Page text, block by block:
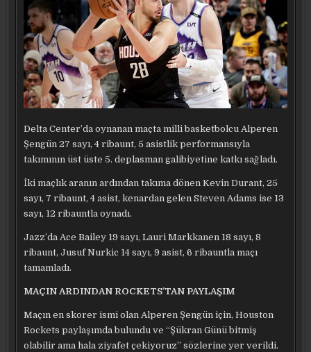
Delta Center’da oynanan maçta milli basketbolcu Alperen
Şengün 27 sayı, 4 ribaunt, 5 asistlik performansıyla
takımının üst üste 5. deplasman galibiyetine katkı sağladı.
İki maçlık aranın ardından takıma dönen Kevin Durant, 25
sayı, 7 ribaunt, 4 asist, kenardan gelen Steven Adams ise 13
sayı, 12 ribauntla oynadı.
Jazz’da Ace Bailey 19 sayı, Lauri Markkanen 18 sayı, 8
ribaunt, Jusuf Nurkic 14 sayı, 9 asist, 6 ribauntla maçı
tamamladı.
MAÇIN ARDINDAN ROCKETS’TAN PAYLAŞIM
Maçın en skorer ismi olan Alperen Şengün için, Houston
Rockets paylaşımda bulundu ve “Şükran Günü bitmiş
olabilir ama hala ziyafet çekiyoruz” sözlerine yer verildi.